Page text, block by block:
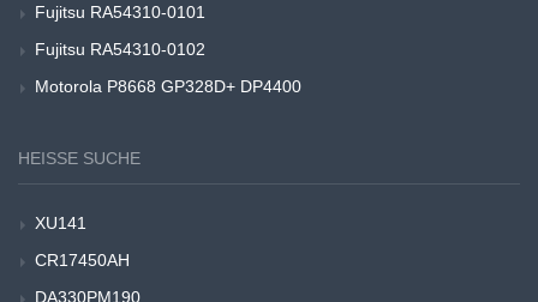
Fujitsu RA54310-0101
Fujitsu RA54310-0102
Motorola P8668 GP328D+ DP4400
HEISSE SUCHE
XU141
CR17450AH
DA330PM190